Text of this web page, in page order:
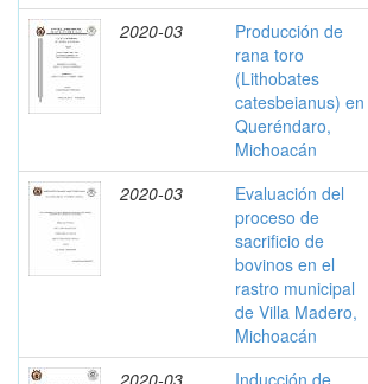
2020-03
Producción de
rana toro
(Lithobates
catesbeianus) en
Queréndaro,
Michoacán
2020-03
Evaluación del
proceso de
sacrificio de
bovinos en el
rastro municipal
de Villa Madero,
Michoacán
2020-03
Inducción de